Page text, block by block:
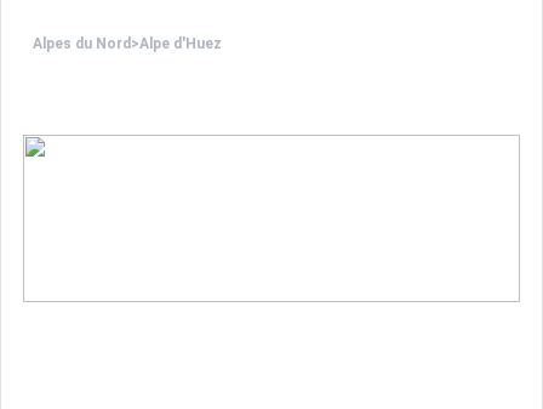
Alpes du Nord >Alpe d'Huez